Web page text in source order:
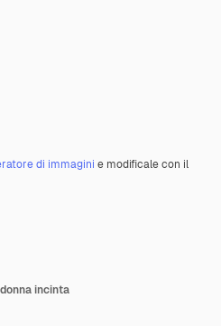
di immagini e modificale con il
incinta